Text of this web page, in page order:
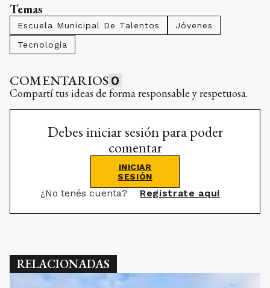
Temas
Escuela Municipal De Talentos
Jóvenes
Tecnología
COMENTARIOS 0
Compartí tus ideas de forma responsable y respetuosa.
Debes iniciar sesión para poder
comentar
INICIAR
SESIÓN
¿No tenés cuenta? Registrate aquí
RELACIONADAS